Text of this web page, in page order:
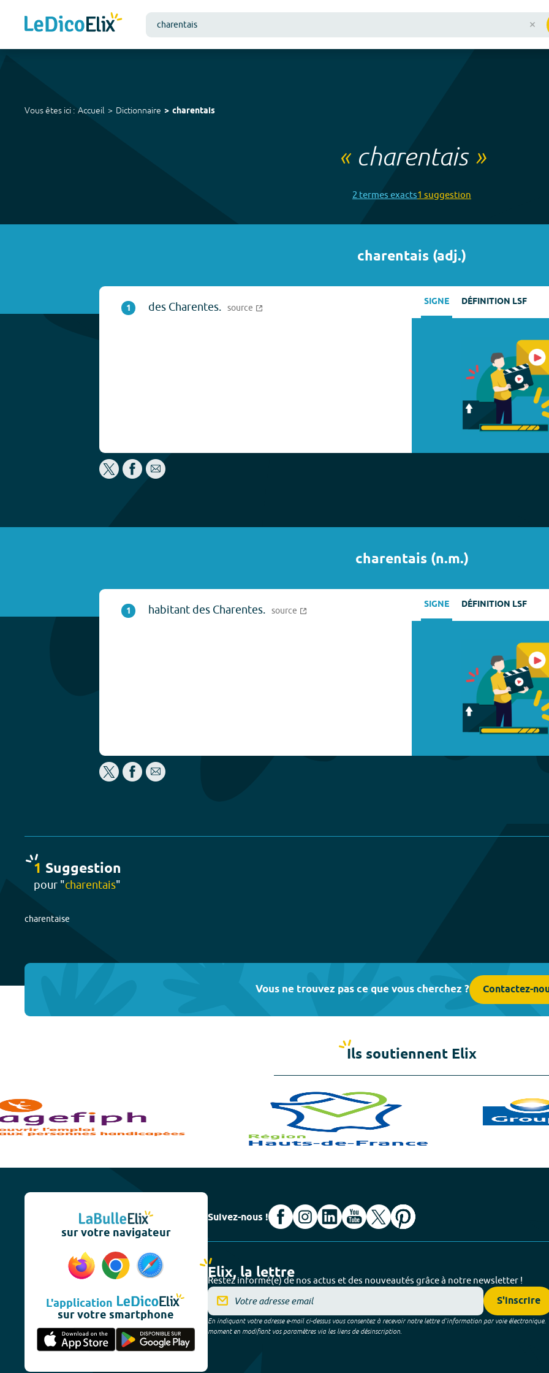
Vous êtes ici : Accueil Dictionnaire charentais
« charentais»
2 termes exacts1 suggestion
charentais (adj.)
1 des Charentes. source SIGNE DÉFINITION LSF
charentais(n.m.)
1 habitant des Charentes. source SIGNE DÉFINITION LSF
1 Suggestion
pour "charentais"
charentaise
Vous ne trouvez pas ce que vous cherchez ? Contactez-
Ils soutiennent Elix
sur votre navigateur
L'application
sur votre smartphone
Suivez-nous !
Elix, la lettre
Restez informé(e) de nos actus et des nouveautés grâce à notre newsletter !
S'inscrire
En indiquant votre adresse e-mail ci-dessus vous consentez à recevoir notre lettre d’information par voie électronique.
moment en modifiant vos paramètres via les liens de désinscription.